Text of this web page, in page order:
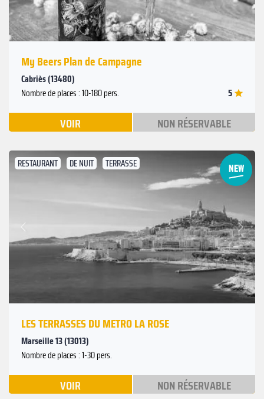
My Beers Plan de Campagne
Cabriès (13480)
Nombre de places : 10-180 pers. 5
VOIR NON RÉSERVABLE
RESTAURANT DE NUIT TERRASSE
Précédent
Suivant
LES TERRASSES DU METRO LA ROSE
Marseille 13 (13013)
Nombre de places : 1-30 pers.
VOIR NON RÉSERVABLE